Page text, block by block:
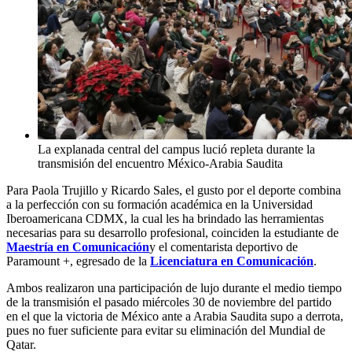
La explanada central del campus lució repleta durante la
transmisión del encuentro México-Arabia Saudita
Para Paola Trujillo y Ricardo Sales, el gusto por el deporte combina
a la perfección con su formación académica en la Universidad
Iberoamericana CDMX, la cual les ha brindado las herramientas
necesarias para su desarrollo profesional, coinciden la estudiante de
Maestría en Comunicacióny el comentarista deportivo de
Paramount +, egresado de la Licenciatura en Comunicación.
Ambos realizaron una participación de lujo durante el medio tiempo
de la transmisión el pasado miércoles 30 de noviembre del partido
en el que la victoria de México ante a Arabia Saudita supo a derrota,
pues no fuer suficiente para evitar su eliminación del Mundial de
Qatar.